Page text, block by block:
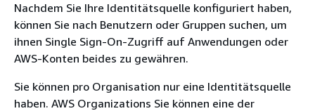
Nachdem Sie Ihre Identitätsquelle konfiguriert haben,
können Sie nach Benutzern oder Gruppen suchen, um
ihnen Single Sign-On-Zugriff auf Anwendungen oder
AWS-Konten beides zu gewähren.
Sie können pro Organisation nur eine Identitätsquelle
haben. AWS Organizations Sie können eine der